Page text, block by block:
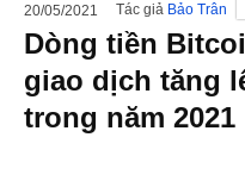
20/05/2021 Tác giả Bảo Trân
Dòng tiền
giao dịch tăng
trong năm 2021